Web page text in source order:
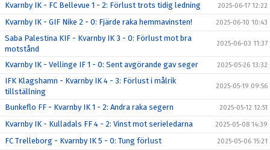
Kvarnby IK - FC Bellevue 1 - 2: Förlust trots tidig ledning 2025-06-17 12:22
Kvarnby IK - GIF Nike 2 - 0: Fjärde raka hemmavinsten! 2025-06-10 10:43
Saba Palestina KIF - Kvarnby IK 3 - 0: Förlust mot bra
motstånd
2025-06-03 11:37
Kvarnby IK - Vellinge IF 1 - 0: Sent avgörande gav seger 2025-05-26 13:32
IFK Klagshamn - Kvarnby IK 4 - 3: Förlust i målrik
tillställning
2025-05-19 09:56
Bunkeflo FF - Kvarnby IK 1 - 2: Andra raka segern 2025-05-12 12:51
Kvarnby IK - Kulladals FF 4 - 2: Vinst mot serieledarna 2025-05-08 14:39
FC Trelleborg - Kvarnby IK 5 - 0: Tung förlust 2025-05-06 15:21